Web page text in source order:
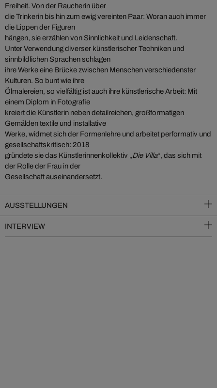
Freiheit. Von der Raucherin über
die Trinkerin bis hin zum ewig vereinten Paar: Woran auch immer
die Lippen der Figuren
hängen, sie erzählen von Sinnlichkeit und Leidenschaft.
Unter Verwendung diverser künstlerischer Techniken und
sinnbildlichen Sprachen schlagen
ihre Werke eine Brücke zwischen Menschen verschiedenster
Kulturen. So bunt wie ihre
Ölmalereien, so vielfältig ist auch ihre künstlerische Arbeit: Mit
einem Diplom in Fotografie
kreiert die Künstlerin neben detailreichen, großformatigen
Gemälden textile und installative
Werke, widmet sich der Formenlehre und arbeitet performativ und
gesellschaftskritisch: 2018
gründete sie das Künstlerinnenkollektiv „Die Villa“, das sich mit
der Rolle der Frau in der
Gesellschaft auseinandersetzt.
AUSSTELLUNGEN
INTERVIEW